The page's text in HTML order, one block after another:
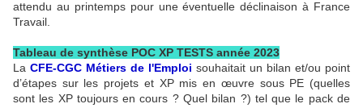
attendu au printemps pour une éventuelle déclinaison à France
Travail.
Tableau de synthèse POC XP TESTS année 2023
La CFE-CGC Métiers de l'Emploi souhaitait un bilan et/ou point
d’étapes sur les projets et XP mis en œuvre sous PE (quelles
sont les XP toujours en cours ? Quel bilan ?) tel que le pack de